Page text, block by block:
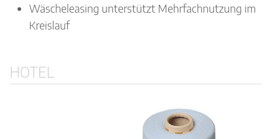
Wäscheleasing unterstützt Mehrfachnutzung im
Kreislauf
HOTEL